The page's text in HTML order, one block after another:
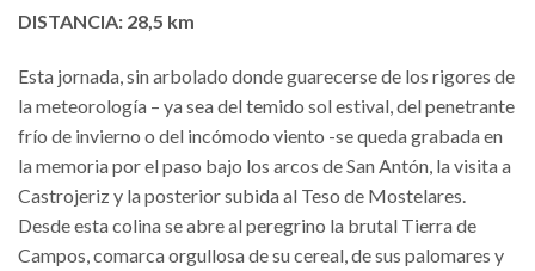
DISTANCIA: 28,5 km
Esta jornada, sin arbolado donde guarecerse de los rigores de
la meteorología – ya sea del temido sol estival, del penetrante
frío de invierno o del incómodo viento -se queda grabada en
la memoria por el paso bajo los arcos de San Antón, la visita a
Castrojeriz y la posterior subida al Teso de Mostelares.
Desde esta colina se abre al peregrino la brutal Tierra de
Campos, comarca orgullosa de su cereal, de sus palomares y